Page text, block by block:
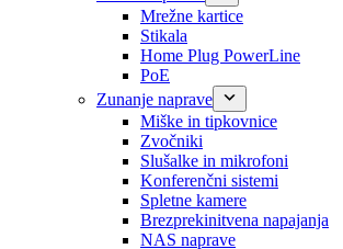
Mrežne kartice
Stikala
Home Plug PowerLine
PoE
Zunanje naprave
Miške in tipkovnice
Zvočniki
Slušalke in mikrofoni
Konferenčni sistemi
Spletne kamere
Brezprekinitvena napajanja
NAS naprave